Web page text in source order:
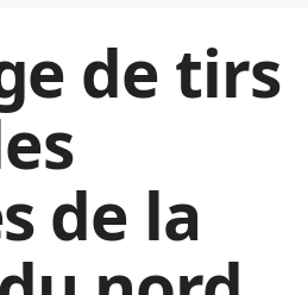
de tirs
de la